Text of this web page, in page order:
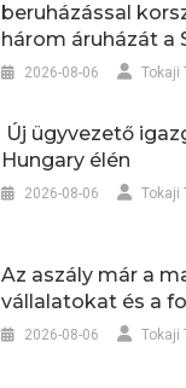
beruházással
három áruházát a
2026-08-06 Tokaji
Új ügyvezető
Hungary élén
2026-08-06 Tokaji
Az aszály már a
vállalatokat és a
2026-08-06 Tokaji